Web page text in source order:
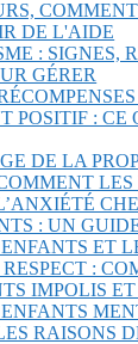
DE L'AIDE
: SIGNES,
GÉRER
POSITIF : CE
DE LA
LES
: UN
ET
:
IMPOLIS
RAISONS